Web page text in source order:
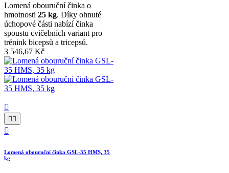
Lomená obouruční činka o
hmotnosti 25 kg. Díky ohnuté
úchopové části nabízí činka
spoustu cvičebních variant pro
trénink bicepsů a tricepsů.
3 546,67 Kč

 

Lomená obouruční činka GSL-35 HMS, 35
kg